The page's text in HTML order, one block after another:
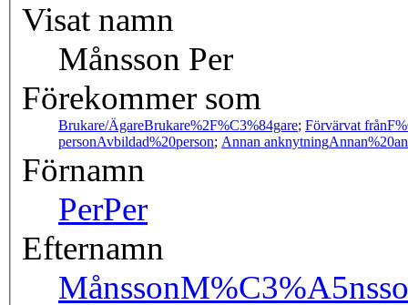
Visat namn
Månsson Per
Förekommer som
Brukare/ÄgareBrukare%2F%C3%84gare; Förvärvat från
personAvbildad%20person; Annan anknytning
Förnamn
PerPer
Efternamn
Månsson